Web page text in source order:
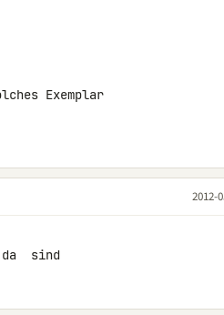
Exemplar
2012-
sind